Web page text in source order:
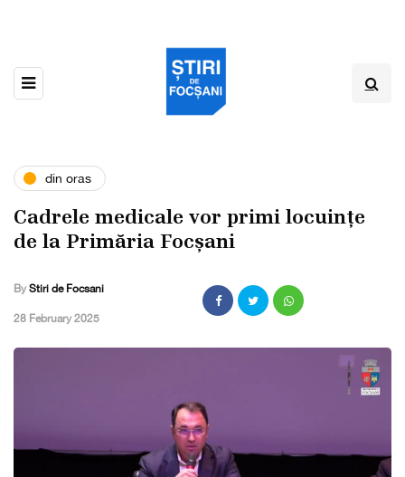
din oras
Cadrele medicale vor primi locuințe
de la Primăria Focșani
By Stiri de Focsani
,28 February 2025